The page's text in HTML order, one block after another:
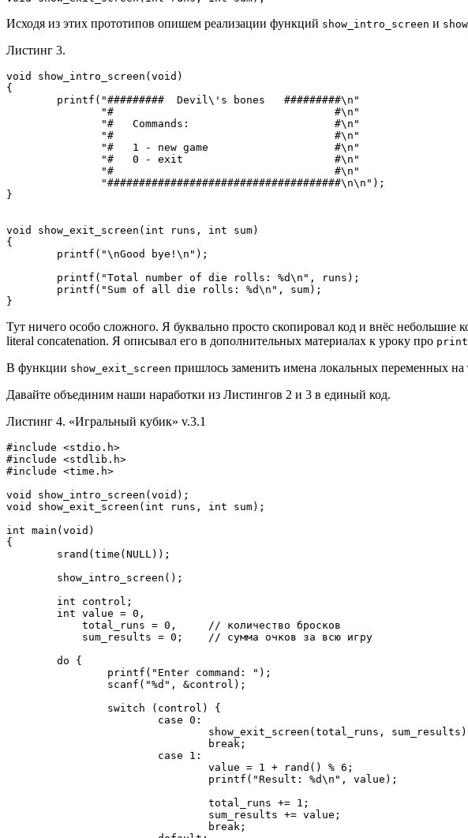
Исходя из этих прототипов опишем реализации функций show_intro_screen и
Листинг 3.
void show_intro_screen(void)
{
        printf("#########  Devil\'s bones   #########\n"
               "#                                   #\n"
               "#   Commands:                       #\n"
               "#                                   #\n"
               "#   1 - new game                    #\n"
               "#   0 - exit                        #\n"
               "#                                   #\n"
               "#####################################\n\n");
}
void show_exit_screen(int runs, int sum)
{
        printf("\nGood bye!\n");
        printf("Total number of die rolls: %d\n", runs);
        printf("Sum of all die rolls: %d\n", sum);
}
Тут ничего особо сложного. Я буквально просто скопировал код и внёс небольшие
literal concatenation. Я описывал его в дополнительных материалах к уроку про
В функции show_exit_screen пришлось заменить имена локальных переменных на
Давайте объединим наши наработки из Листингов 2 и 3 в единый код.
Листинг 4. «Игральный кубик» v.3.1
#include <stdio.h>
#include <stdlib.h>
#include <time.h>
void show_intro_screen(void);
void show_exit_screen(int runs, int sum);
int main(void)
{
        srand(time(NULL));
        show_intro_screen();
        int control;
        int value = 0,
            total_runs = 0,     // количество бросков
            sum_results = 0;    // сумма очков за всю игру
        do {
                printf("Enter command: ");
                scanf("%d", &control);
                switch (control) {
                        case 0:
show_exit_screen(total_runs,
                                break;
                        case 1:
                                value = 1 + rand() % 6;
                                printf("Result: %d\n", value);
                                total_runs += 1;
                                sum_results += value;
                                break;